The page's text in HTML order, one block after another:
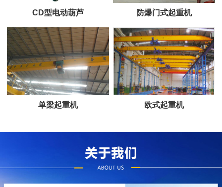
CD型电动葫芦 防爆门式起重机
单梁起重机 欧式起重机